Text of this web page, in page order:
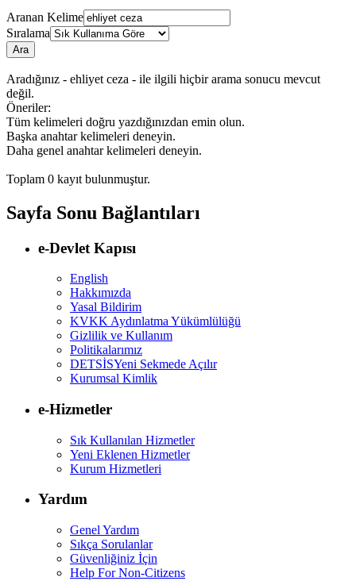
Aranan Kelime
Sıralama
Ara
Aradığınız - ehliyet ceza - ile ilgili hiçbir arama sonucu mevcut
değil.
Öneriler:
Tüm kelimeleri doğru yazdığınızdan emin olun.
Başka anahtar kelimeleri deneyin.
Daha genel anahtar kelimeleri deneyin.
Toplam 0 kayıt bulunmuştur.
Sayfa Sonu Bağlantıları
e-Devlet Kapısı
English
Hakkımızda
Yasal Bildirim
KVKK Aydınlatma Yükümlülüğü
Gizlilik ve Kullanım
Politikalarımız
DETSİSYeni Sekmede Açılır
Kurumsal Kimlik
e-Hizmetler
Sık Kullanılan Hizmetler
Yeni Eklenen Hizmetler
Kurum Hizmetleri
Yardım
Genel Yardım
Sıkça Sorulanlar
Güvenliğiniz İçin
Help For Non-Citizens